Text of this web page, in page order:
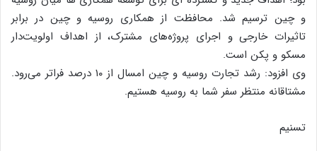
و چین ترسیم شد. محافظت از همکاری روسیه و چین در برابر
تاثیرات خارجی و اجرای پروژه‌های مشترک، از اهداف اولویت‌دار
مسکو و پکن است.
وی افزود:‌ رشد تجارت روسیه و چین امسال از ۱۰ درصد فراتر می‌رود.
مشتاقانه منتظر سفر شما به روسیه هستیم.
تسنیم